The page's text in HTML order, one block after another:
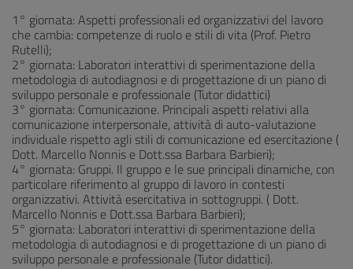
1° giornata: Aspetti professionali ed organizzativi del lavoro
che cambia: competenze di ruolo e stili di vita (Prof. Pietro
Rutelli);
2° giornata: Laboratori interattivi di sperimentazione della
metodologia di autodiagnosi e di progettazione di un piano di
sviluppo personale e professionale (Tutor didattici)
3° giornata: Comunicazione. Principali aspetti relativi alla
comunicazione interpersonale, attività di auto-valutazione
individuale rispetto agli stili di comunicazione ed esercitazione (
Dott. Marcello Nonnis e Dott.ssa Barbara Barbieri);
4° giornata: Gruppi. Il gruppo e le sue principali dinamiche, con
particolare riferimento al gruppo di lavoro in contesti
organizzativi. Attività esercitativa in sottogruppi. ( Dott.
Marcello Nonnis e Dott.ssa Barbara Barbieri);
5° giornata: Laboratori interattivi di sperimentazione della
metodologia di autodiagnosi e di progettazione di un piano di
sviluppo personale e professionale (Tutor didattici).